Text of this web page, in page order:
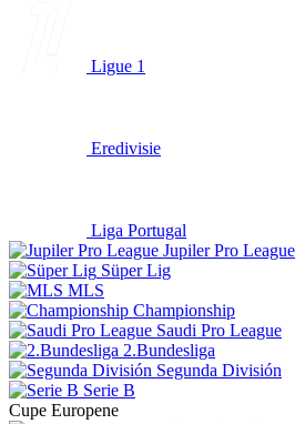
Ligue 1
Eredivisie
Liga Portugal
Jupiler Pro League
Süper Lig
MLS
Championship
Saudi Pro League
2.Bundesliga
Segunda División
Serie B
Cupe Europene